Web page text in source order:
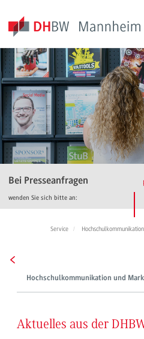
Bei Presseanfragen
wenden Sie sich bitte an:
Service
Hochschulkommunikation und
Aktuelles aus der